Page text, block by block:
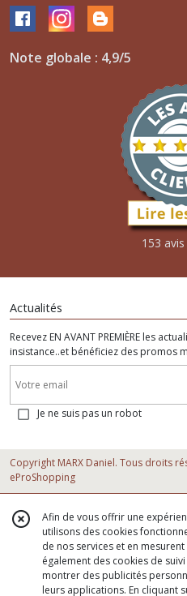
Note globale : 4,9/5
153
Actualités
Recevez EN AVANT PREMIÈRE les
insistance..et bénéficiez des promos
Je ne suis pas un robot
Copyright MARX Daniel. Tous droits
eProShopping
Afin de vous offrir une
utilisons des cookies
de nos services et en
également des cookies de
montrer des publicités
leurs applications. En cliquant